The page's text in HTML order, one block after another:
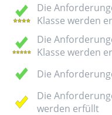
Die
Klasse werden
Die
Klasse werden
Die
Die
werden erfüllt